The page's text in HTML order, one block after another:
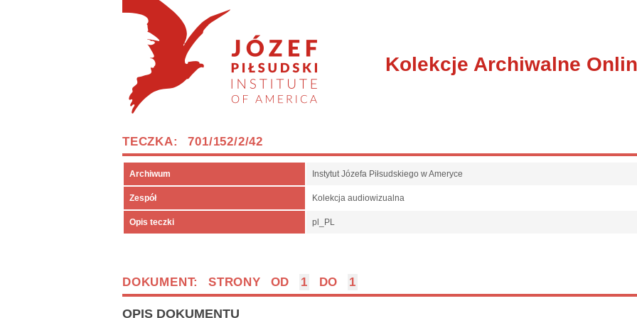
Kolekcje Archiwalne
TECZKA: 701/152/2/42
Archiwum Instytut Józefa Piłsudskiego w Ameryce
Zespół Kolekcja audiowizualna
Opis teczki pl_PL
DOKUMENT: STRONY OD 1 DO 1
OPIS DOKUMENTU